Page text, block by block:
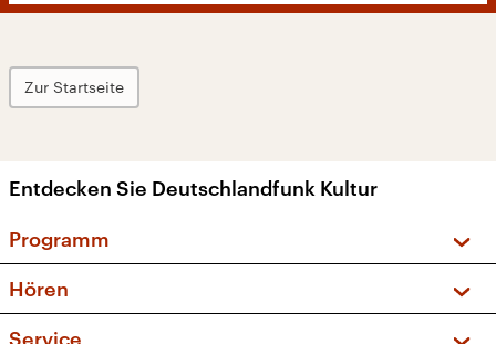
Zur Startseite
Entdecken Sie Deutschlandfunk Kultur
Programm
Sendungen und Podcasts
Hören
Service